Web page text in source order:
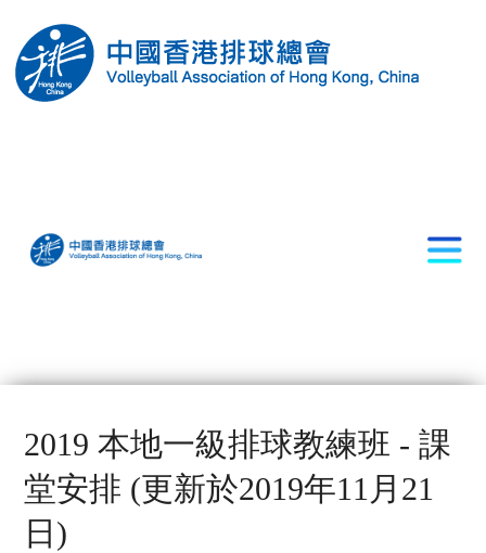
2019 本地一級排球教練班 - 課
堂安排 (更新於2019年11月21
日)